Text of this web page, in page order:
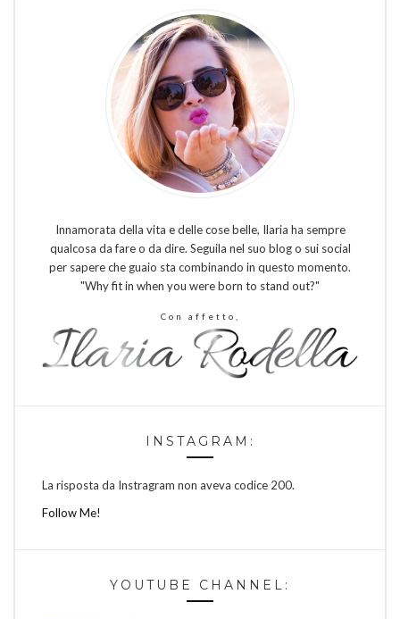
Innamorata della vita e delle cose belle, Ilaria ha sempre
qualcosa da fare o da dire. Seguila nel suo blog o sui social
per sapere che guaio sta combinando in questo momento.
"Why fit in when you were born to stand out?"
Con affetto,
INSTAGRAM:
La risposta da Instragram non aveva codice 200.
Follow Me!
YOUTUBE CHANNEL: